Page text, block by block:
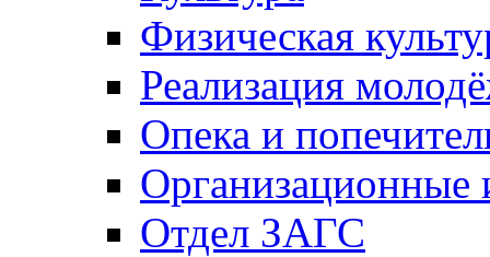
Физическая
Реализация
Опека и
Отдел ЗАГС